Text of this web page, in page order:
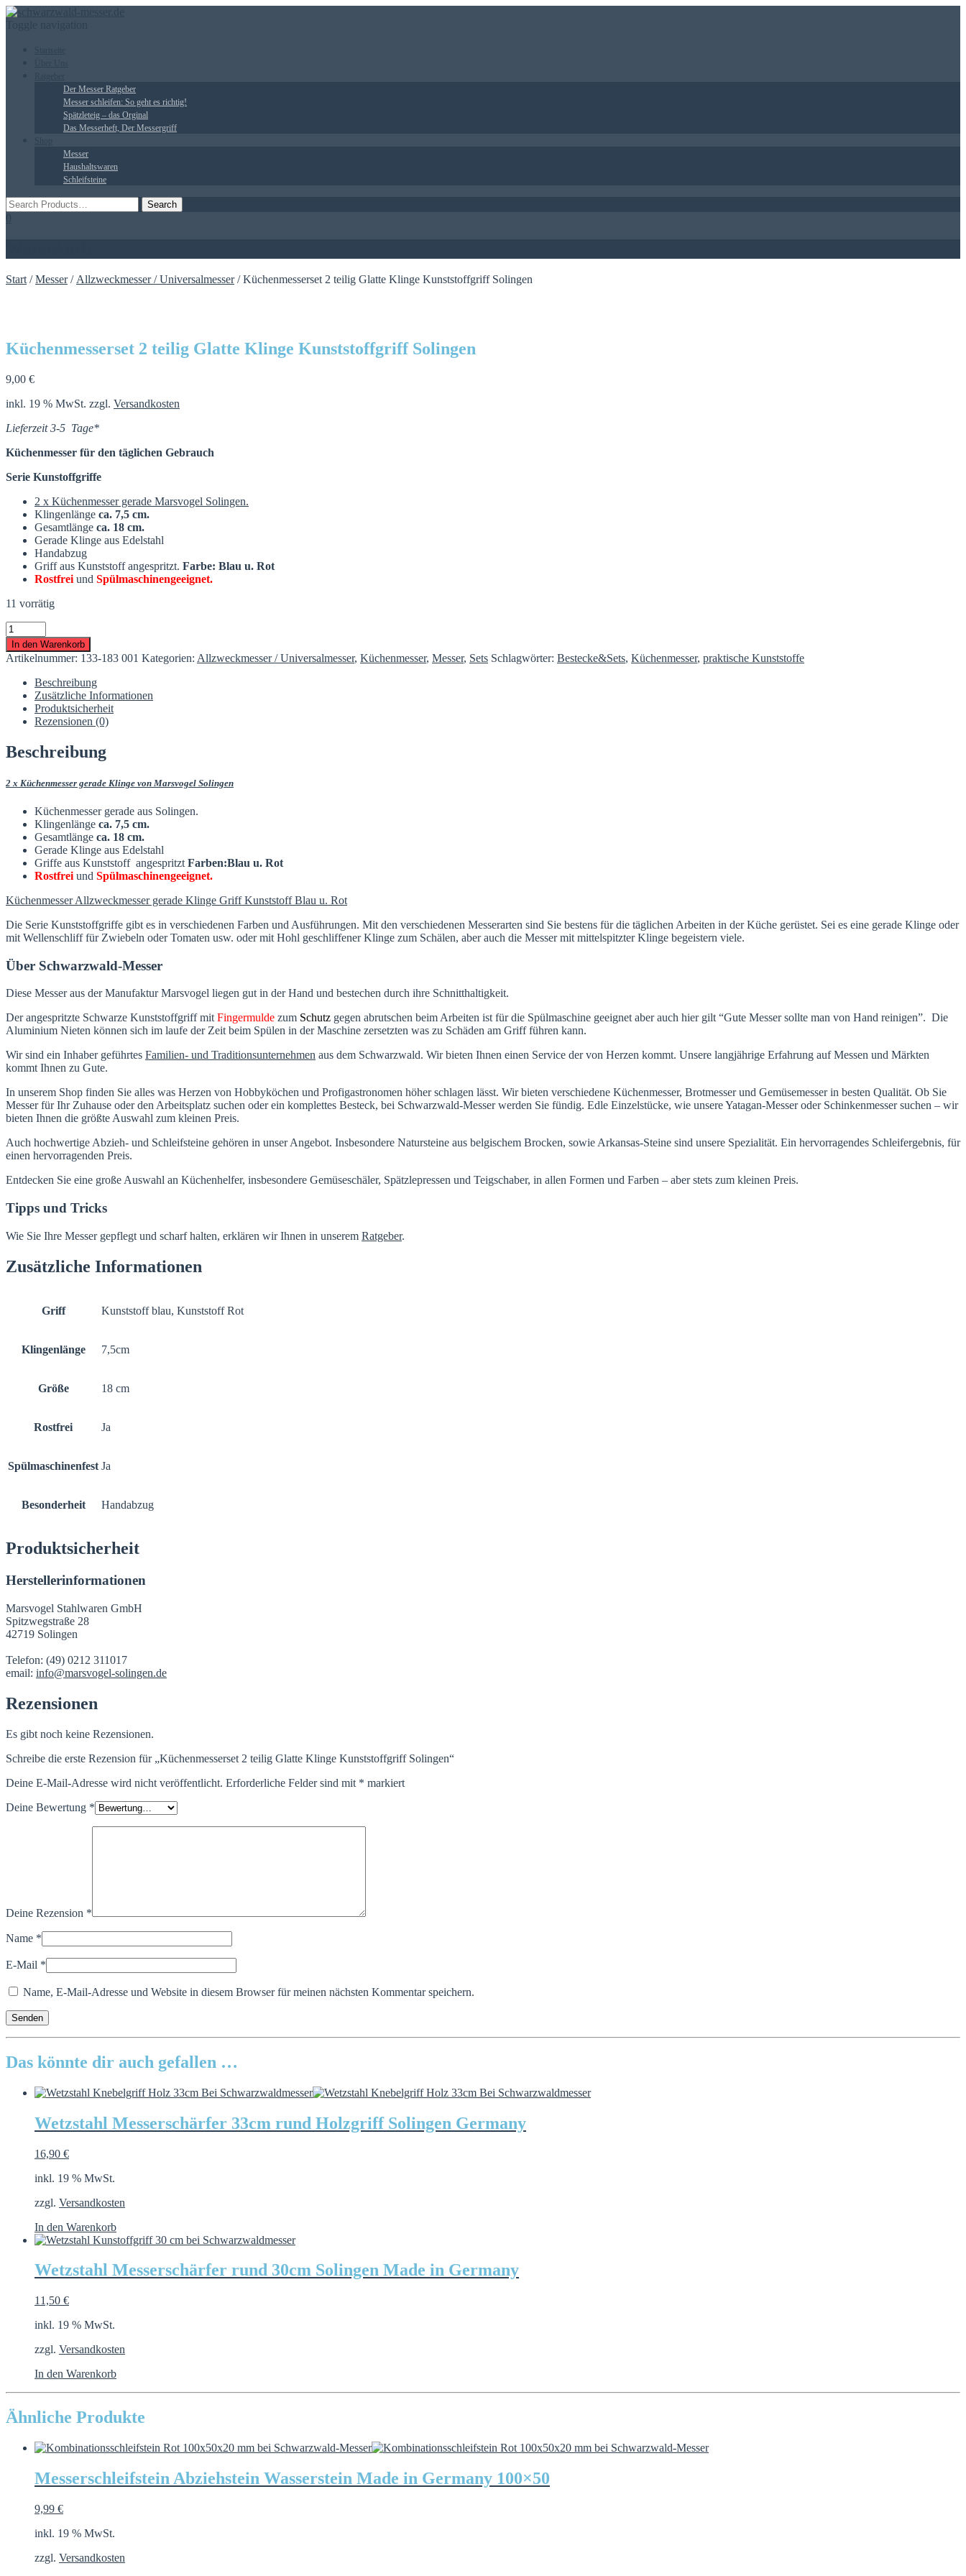
Der Messer Ratgeber
Messer schleifen: So geht es richtig!
Spätzleteig – das Orginal
Das Messerheft, Der Messergriff
Messer
Haushaltswaren
Schleifsteine
Start /Messer/ Allzweckmesser / Universalmesser/ Küchenmesserset 2 teilig Glatte Klinge Kunststoffgriff Solingen
Küchenmesserset 2 teilig Glatte Klinge Kunststoffgriff Solingen
9,00 €
inkl. 19 % MwSt. zzgl. Versandkosten
Lieferzeit 3-5 Tage*
Küchenmesser für den täglichen Gebrauch
Serie Kunstoffgriffe
2 x Küchenmesser gerade Marsvogel Solingen.
Klingenlänge ca. 7,5 cm.
Gesamtlänge ca. 18 cm.
Gerade Klinge aus Edelstahl
Handabzug
Griff aus Kunststoff angespritzt. Farbe: Blau u. Rot
Rostfrei und Spülmaschinengeeignet.
11 vorrätig
Küchenmesserset
2
teilig
Glatte
Klinge
Kunststoffgriff
Solingen
Menge
In den Warenkorb
Artikelnummer: 133-183 001 Kategorien: Allzweckmesser / Universalmesser, Küchenmesser, Messer, Sets Schlagwörter: Bestecke&Sets, Küchenmesser, praktische Kunststoffe
Beschreibung
Zusätzliche Informationen
Produktsicherheit
Rezensionen (0)
Beschreibung
2 x Küchenmesser gerade Klinge von Marsvogel Solingen
Küchenmesser gerade aus Solingen.
Klingenlänge ca. 7,5 cm.
Gesamtlänge ca. 18 cm.
Gerade Klinge aus Edelstahl
Griffe aus Kunststoff angespritzt Farben:Blau u. Rot
Rostfrei und Spülmaschinengeeignet.
Küchenmesser Allzweckmesser gerade Klinge Griff Kunststoff Blau u. Rot
Die Serie Kunststoffgriffe gibt es in verschiedenen Farben und Ausführungen. Mit den verschiedenen Messerarten sind Sie bestens für die täglichen Arbeiten in der Küche gerüstet. Sei es eine gerade Klinge oder
mit Wellenschliff für Zwiebeln oder Tomaten usw. oder mit Hohl geschliffener Klinge zum Schälen, aber auch die Messer mit mittelspitzter Klinge begeistern viele.
Über Schwarzwald-Messer
Diese Messer aus der Manufaktur Marsvogel liegen gut in der Hand und bestechen durch ihre Schnitthaltigkeit.
Der angespritzte Schwarze Kunststoffgriff mit Fingermulde zum Schutz gegen abrutschen beim Arbeiten ist für die Spülmaschine geeignet aber auch hier gilt “Gute Messer sollte man von Hand reinigen”. Die
Aluminium Nieten können sich im laufe der Zeit beim Spülen in der Maschine zersetzten was zu Schäden am Griff führen kann.
Wir sind ein Inhaber geführtes Familien- und Traditionsunternehmen aus dem Schwarzwald. Wir bieten Ihnen einen Service der von Herzen kommt. Unsere langjährige Erfahrung auf Messen und Märkten
kommt Ihnen zu Gute.
In unserem Shop finden Sie alles was Herzen von Hobbyköchen und Profigastronomen höher schlagen lässt. Wir bieten verschiedene Küchenmesser, Brotmesser und Gemüsemesser in besten Qualität. Ob Sie
Messer für Ihr Zuhause oder den Arbeitsplatz suchen oder ein komplettes Besteck, bei Schwarzwald-Messer werden Sie fündig. Edle Einzelstücke, wie unsere Yatagan-Messer oder Schinkenmesser suchen – wir
bieten Ihnen die größte Auswahl zum kleinen Preis.
Auch hochwertige Abzieh- und Schleifsteine gehören in unser Angebot. Insbesondere Natursteine aus belgischem Brocken, sowie Arkansas-Steine sind unsere Spezialität. Ein hervorragendes Schleifergebnis, für
einen hervorragenden Preis.
Entdecken Sie eine große Auswahl an Küchenhelfer, insbesondere Gemüseschäler, Spätzlepressen und Teigschaber, in allen Formen und Farben – aber stets zum kleinen Preis.
Tipps und Tricks
Wie Sie Ihre Messer gepflegt und scharf halten, erklären wir Ihnen in unserem Ratgeber.
Zusätzliche Informationen
Griff Kunststoff blau, Kunststoff Rot
Klingenlänge 7,5cm
Größe 18 cm
Rostfrei Ja
Spülmaschinenfest Ja
Besonderheit Handabzug
Produktsicherheit
Herstellerinformationen
Marsvogel Stahlwaren GmbH
Spitzwegstraße 28
42719 Solingen
Telefon: (49) 0212 311017
email: info@marsvogel-solingen.de
Rezensionen
Es gibt noch keine Rezensionen.
Schreibe die erste Rezension für „Küchenmesserset 2 teilig Glatte Klinge Kunststoffgriff Solingen“
Deine E-Mail-Adresse wird nicht veröffentlicht. Erforderliche Felder sind mit * markiert
Deine Bewertung *
Deine Rezension *
Name *
E-Mail *
Name, E-Mail-Adresse und Website in diesem Browser für meinen nächsten Kommentar speichern.
Das könnte dir auch gefallen …
Wetzstahl Messerschärfer 33cm rund Holzgriff Solingen Germany
16,90 €
inkl. 19 % MwSt.
zzgl. Versandkosten
In den Warenkorb
Wetzstahl Messerschärfer rund 30cm Solingen Made in Germany
11,50 €
inkl. 19 % MwSt.
zzgl. Versandkosten
In den Warenkorb
Ähnliche Produkte
Messerschleifstein Abziehstein Wasserstein Made in Germany 100×50
9,99 €
inkl. 19 % MwSt.
zzgl. Versandkosten